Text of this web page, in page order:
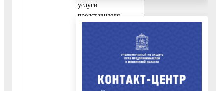
услуги
представителя
уполномоченного на
предоставления
Государственной